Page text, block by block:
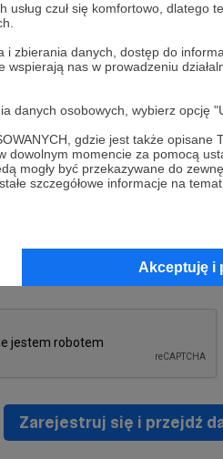
czuł się komfortowo, dlatego
zbierania danych, dostęp do
nas w prowadzeniu
osobowych, wybierz opcję
gdzie jest także opisane
momencie za pomocą
mogły być przekazywane do
szczegółowe informacje na
Akceptuję i
na przetwarzanie moich danych
w formularzu rejestracyjnym
świadczenia usług serwisu Patronite.
- newslettera. Opcja ta
Zarejestruj się i przejdź